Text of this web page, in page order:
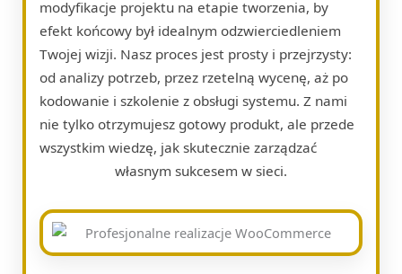
modyfikacje projektu na etapie tworzenia, by
efekt końcowy był idealnym odzwierciedleniem
Twojej wizji. Nasz proces jest prosty i przejrzysty:
od analizy potrzeb, przez rzetelną wycenę, aż po
kodowanie i szkolenie z obsługi systemu. Z nami
nie tylko otrzymujesz gotowy produkt, ale przede
wszystkim wiedzę, jak skutecznie zarządzać
własnym sukcesem w sieci.